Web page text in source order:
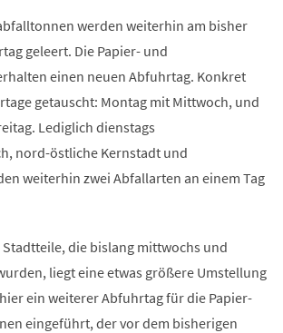
werden weiterhin am bisher
geleert. Die Papier- und
einen neuen Abfuhrtag. Konkret
getauscht: Montag mit Mittwoch, und
Lediglich dienstags
nord-östliche Kernstadt und
weiterhin zwei Abfallarten an einem Tag
die bislang mittwochs und
liegt eine etwas größere Umstellung
ein weiterer Abfuhrtag für die Papier-
eingeführt, der vor dem bisherigen